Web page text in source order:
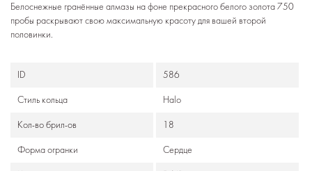
Белоснежные гранённые алмазы на фоне прекрасного белого золота 750
пробы раскрывают свою максимальную красоту для вашей второй
половинки.
ID 586
Стиль кольца Halo
Кол-во брил-ов 18
Формa огранки Сердце